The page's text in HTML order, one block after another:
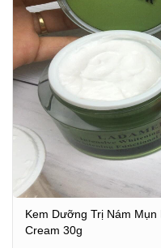
Kem Dưỡng Trị Nám
Cream 30g